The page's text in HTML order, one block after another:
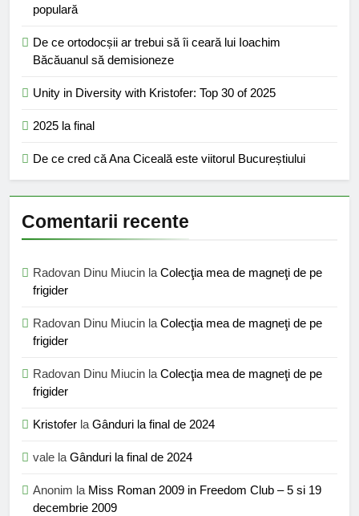
populară
De ce ortodocșii ar trebui să îi ceară lui Ioachim
Băcăuanul să demisioneze
Unity in Diversity with Kristofer: Top 30 of 2025
2025 la final
De ce cred că Ana Ciceală este viitorul Bucureștiului
Comentarii recente
Radovan Dinu Miucin la Colecţia mea de magneţi de pe
frigider
Radovan Dinu Miucin la Colecţia mea de magneţi de pe
frigider
Radovan Dinu Miucin la Colecţia mea de magneţi de pe
frigider
Kristofer la Gânduri la final de 2024
vale la Gânduri la final de 2024
Anonim la Miss Roman 2009 in Freedom Club – 5 si 19
decembrie 2009